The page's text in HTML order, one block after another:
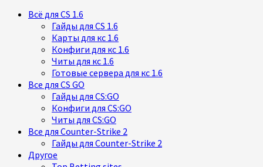
PrimaryВсё для CS 1.6
Гайды для CS 1.6
Карты для кс 1.6
Конфиги для кс 1.6
Читы для кс 1.6
Готовые сервера для кс 1.6
Все для CS GO
Гайды для CS:GO
Конфиги для CS:GO
Читы для CS:GO
Все для Counter-Strike 2
Гайды для Counter-Strike 2
Другое